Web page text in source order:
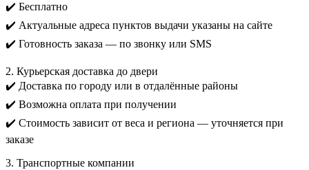
✔️ Бесплатно
✔️ Актуальные адреса пунктов выдачи указаны на сайте
✔️ Готовность заказа — по звонку или SMS
2. Курьерская доставка до двери
✔️ Доставка по городу или в отдалённые районы
✔️ Возможна оплата при получении
✔️ Стоимость зависит от веса и региона — уточняется при
заказе
3. Транспортные компании